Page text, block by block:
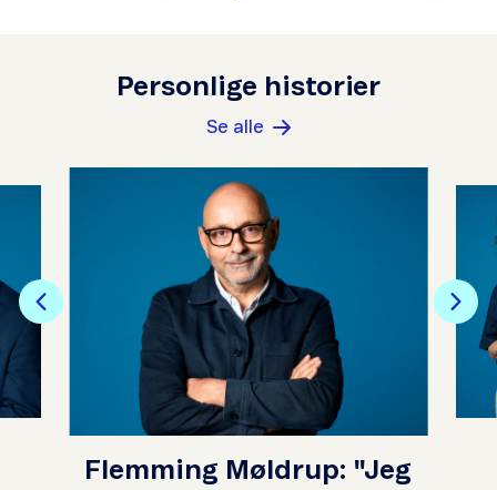
Personlige historier
Se alle
Flemming Møldrup: "Jeg